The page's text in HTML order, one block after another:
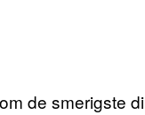
de smerigste